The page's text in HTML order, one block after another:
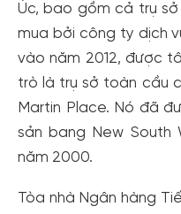
Úc, bao gồm cả trụ sở
mua bởi công ty dịch
vào năm 2012, được
trò là trụ sở toàn cầu
Martin Place. Nó đã
sản bang New South
năm 2000.
Tòa nhà Ngân hàng